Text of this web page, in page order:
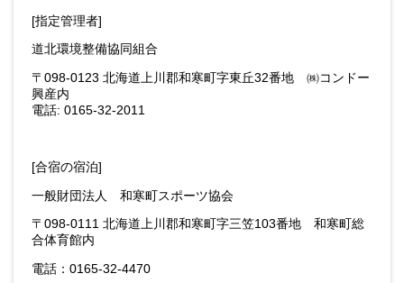
[指定管理者]
道北環境整備協同組合
〒098-0123 北海道上川郡和寒町字東丘32番地 ㈱コンドー
興産内
電話: 0165-32-2011
[合宿の宿泊]
一般財団法人 和寒町スポーツ協会
〒098-0111 北海道上川郡和寒町字三笠103番地 和寒町総
合体育館内
電話：0165-32-4470